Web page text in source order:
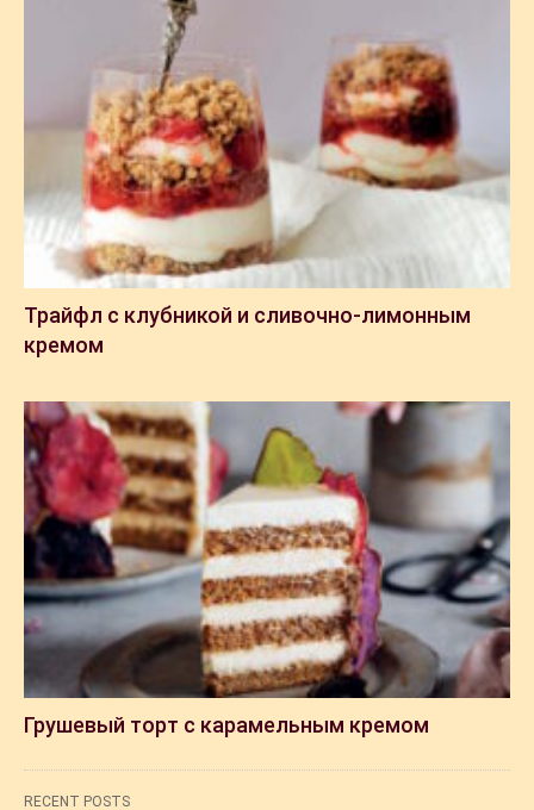
Трайфл с клубникой и сливочно-лимонным
кремом
Грушевый торт с карамельным кремом
RECENT POSTS